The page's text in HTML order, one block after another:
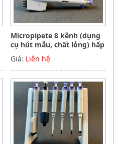
Micropipete 8 kênh (dụng
cụ hút mẫu, chất lỏng) hấp
tiệt trùng 5-50ul, Hãng
Phoenix instrument
Germany
Giá: Liên hệ